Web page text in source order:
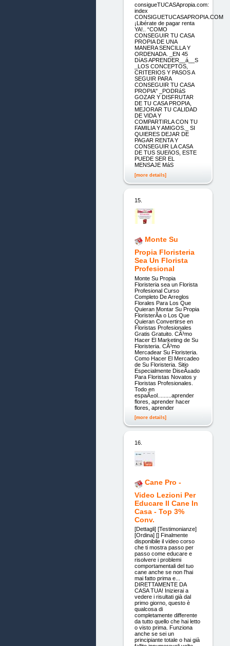
consigueTUCASApropia.com:
index
CONSIGUETUCASAPROPIA.COM
¡Libérate de pagar renta
YA!.. “COMO
CONSEGUIR TU CASA
PROPIA DE UNA
MANERA SENCILLA Y
ORDENADA. _EN 45
DíAS APRENDER__á__S
_LOS CONCEPTOS,
CRITERIOS Y PASOS A
SEGUIR PARA
CONSEGUIR TU CASA
PROPIA" _PODRáS
GOZAR Y DISFRUTAR
DE TU CASA PROPIA,
MEJORAR TU CALIDAD
DE VIDA Y
COMPARTIRLA CON TU
FAMILIA Y AMIGOS._ SI
QUIERES DEJAR DE
PAGAR RENTA Y
CONSEGUIR LA CASA
DE TUS SUEñOS, ESTE
PUEDE SER EL
MENSAJE MáS
[more details]
15.
Monte Su
Propia Floristeria
Sea Un Florista
Profesional
Monte Su Propia
Floristeria sea un Florista
Profesional Curso
Completo De Arreglos
Florales Para Los Que
Quieran Montar Su Propia
FloristerÃ­a o Los Que
Quieran Convertirse en
Floristas Profesionales
Gratis Gratuito. CÃ³mo
Hacer El Marketing de Su
Floristeria. CÃ³mo
Mercadear Su Floristeria.
Como Hacer El Mercadeo
de Su Floristeria. Sitio
Especialmente DiseÃ±ado
Para Floristas Novatos y
Floristas Profesionales.
Todo en
espaÃ±ol.........aprender
flores, aprender hacer
flores, aprender
[more details]
16.
Cane Pro -
Video Lezioni Per
Educare Il Cane In
Casa - Top 3%
Conv.
[Dettagli] [Testimonianze]
[Ordina] [] Finalmente
disponibile il video corso
che ti mostra passo per
passo come educare e
risolvere i problemi
comportamentali del tuo
cane anche se non l'hai
mai fatto prima e...
DIRETTAMENTE DA
CASA TUA! Inizierai a
vedere i risultati già dal
primo giorno, questo è
qualcosa di
completamente differente
da tutto quello che hai letto
o visto prima. Funziona
anche se sei un
principiante totale o hai già